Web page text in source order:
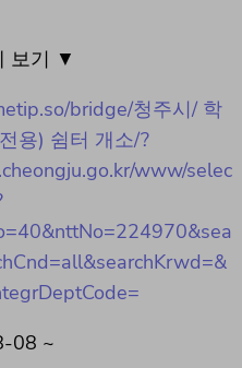
보기 ▼
bridge/청주시/ 학
용) 쉼터 개소/?
www/selec
08 ~